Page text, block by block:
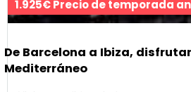
1.925€ Precio de temporada
De Barcelona a Ibiza,
Mediterráneo